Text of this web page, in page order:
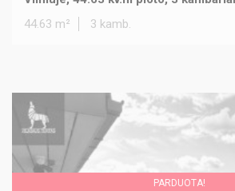
44.63 m²
3 kamb.
PARDUOTA!